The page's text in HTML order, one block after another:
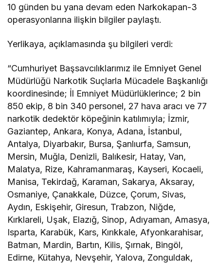
10 günden bu yana devam eden Narkokapan-3
operasyonlarına ilişkin bilgiler paylaştı.
Yerlikaya, açıklamasında şu bilgileri verdi:
“Cumhuriyet Başsavcılıklarımız ile Emniyet Genel
Müdürlüğü Narkotik Suçlarla Mücadele Başkanlığı
koordinesinde; İl Emniyet Müdürlüklerince; 2 bin
850 ekip, 8 bin 340 personel, 27 hava aracı ve 77
narkotik dedektör köpeğinin katılımıyla; İzmir,
Gaziantep, Ankara, Konya, Adana, İstanbul,
Antalya, Diyarbakır, Bursa, Şanlıurfa, Samsun,
Mersin, Muğla, Denizli, Balıkesir, Hatay, Van,
Malatya, Rize, Kahramanmaraş, Kayseri, Kocaeli,
Manisa, Tekirdağ, Karaman, Sakarya, Aksaray,
Osmaniye, Çanakkale, Düzce, Çorum, Sivas,
Aydın, Eskişehir, Giresun, Trabzon, Niğde,
Kırklareli, Uşak, Elazığ, Sinop, Adıyaman, Amasya,
Isparta, Karabük, Kars, Kırıkkale, Afyonkarahisar,
Batman, Mardin, Bartın, Kilis, Şırnak, Bingöl,
Edirne, Kütahya, Nevşehir, Yalova, Zonguldak,